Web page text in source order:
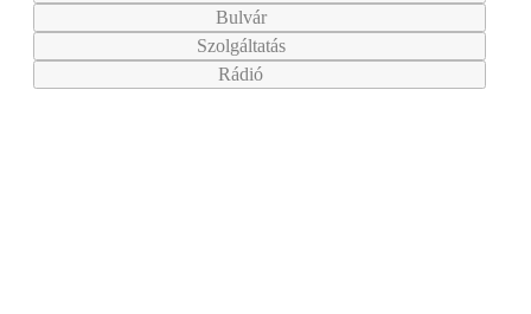
Bulvár
Szolgáltatás
Rádió